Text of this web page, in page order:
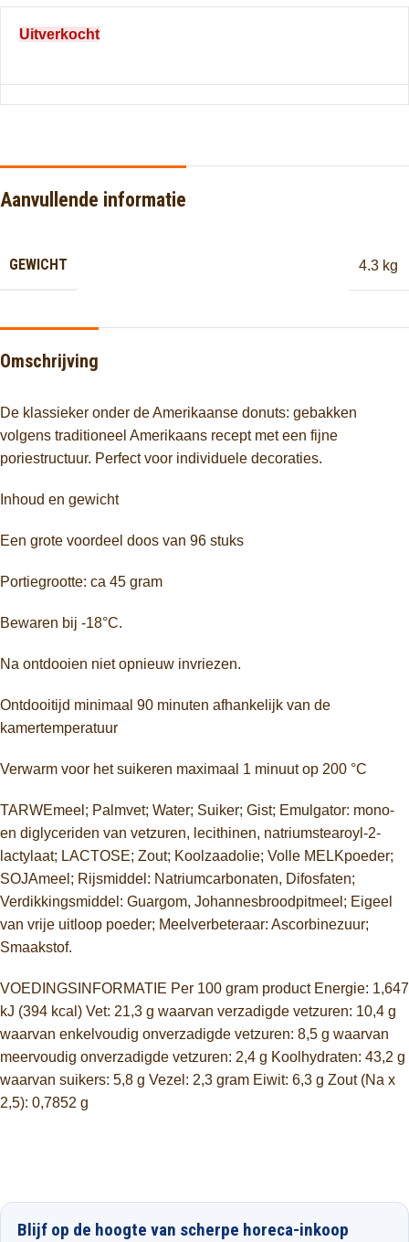
Uitverkocht
Aanvullende informatie
GEWICHT 4.3 kg
Omschrijving
De klassieker onder de Amerikaanse donuts: gebakken
volgens traditioneel Amerikaans recept met een fijne
poriestructuur. Perfect voor individuele decoraties.
Inhoud en gewicht
Een grote voordeel doos van 96 stuks
Portiegrootte: ca 45 gram
Bewaren bij -18°C.
Na ontdooien niet opnieuw invriezen.
Ontdooitijd minimaal 90 minuten afhankelijk van de
kamertemperatuur
Verwarm voor het suikeren maximaal 1 minuut op 200 °C
TARWEmeel; Palmvet; Water; Suiker; Gist; Emulgator: mono-
en diglyceriden van vetzuren, lecithinen, natriumstearoyl-2-
lactylaat; LACTOSE; Zout; Koolzaadolie; Volle MELKpoeder;
SOJAmeel; Rijsmiddel: Natriumcarbonaten, Difosfaten;
Verdikkingsmiddel: Guargom, Johannesbroodpitmeel; Eigeel
van vrije uitloop poeder; Meelverbeteraar: Ascorbinezuur;
Smaakstof.
VOEDINGSINFORMATIE Per 100 gram product Energie: 1,647
kJ (394 kcal) Vet: 21,3 g waarvan verzadigde vetzuren: 10,4 g
waarvan enkelvoudig onverzadigde vetzuren: 8,5 g waarvan
meervoudig onverzadigde vetzuren: 2,4 g Koolhydraten: 43,2 g
waarvan suikers: 5,8 g Vezel: 2,3 gram Eiwit: 6,3 g Zout (Na x
2,5): 0,7852 g
Blijf op de hoogte van scherpe horeca-inkoop